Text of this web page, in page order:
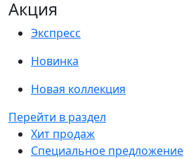
Акция
Экспресс
Новинка
Новая коллекция
Перейти в раздел
Хит продаж
Специальное предложение